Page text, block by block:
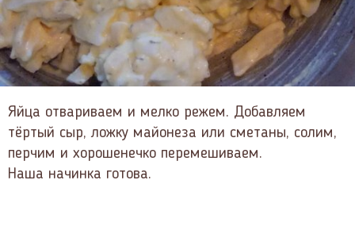
Яйца отвариваем и мелко режем. Добавляем
тёртый сыр, ложку майонеза или сметаны, солим,
перчим и хорошенечко перемешиваем.
Наша начинка готова.